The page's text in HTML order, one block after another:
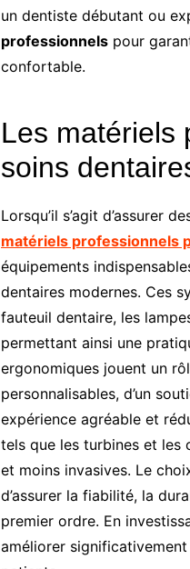
un dentiste débutant ou
professionnels pour
confortable.
Les matériels
soins
Lorsqu’il s’agit d’assurer
matériels professionnels
équipements
dentaires modernes. Ces
fauteuil dentaire, les
permettant ainsi une
ergonomiques jouent un
personnalisables, d’un
expérience agréable et
tels que les turbines et les
et moins invasives. Le
d’assurer la fiabilité, la
premier ordre. En
améliorer